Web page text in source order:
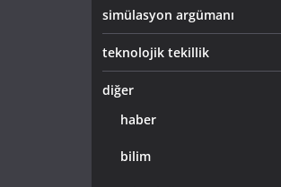
simülasyon argümanı
teknolojik tekillik
diğer
haber
bilim